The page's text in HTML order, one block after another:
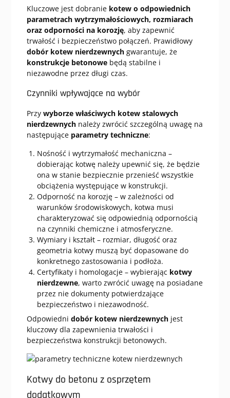
Kluczowe jest dobranie kotew o odpowiednich
parametrach wytrzymałościowych, rozmiarach
oraz odporności na korozję, aby zapewnić
trwałość i bezpieczeństwo połączeń. Prawidłowy
dobór kotew nierdzewnychgwarantuje, że
konstrukcje betonowebędą stabilne i
niezawodne przez długi czas.
Czynniki wpływające na wybór
Przy wyborze właściwych kotew stalowych
nierdzewnychnależy zwrócić szczególną uwagę na
następujące parametry techniczne:
Nośność i wytrzymałość mechaniczna –
dobierając kotwę należy upewnić się, że będzie
ona w stanie bezpiecznie przenieść wszystkie
obciążenia występujące w konstrukcji.
Odporność na korozję – w zależności od
warunków środowiskowych, kotwa musi
charakteryzować się odpowiednią odpornością
na czynniki chemiczne i atmosferyczne.
Wymiary i kształt – rozmiar, długość oraz
geometria kotwy muszą być dopasowane do
konkretnego zastosowania i podłoża.
Certyfikaty i homologacje – wybierając kotwy
nierdzewne, warto zwrócić uwagę na posiadane
przez nie dokumenty potwierdzające
bezpieczeństwo i niezawodność.
Odpowiedni dobór kotew nierdzewnychjest
kluczowy dla zapewnienia trwałości i
bezpieczeństwa konstrukcji betonowych.
Kotwy do betonu z osprzętem
dodatkowym